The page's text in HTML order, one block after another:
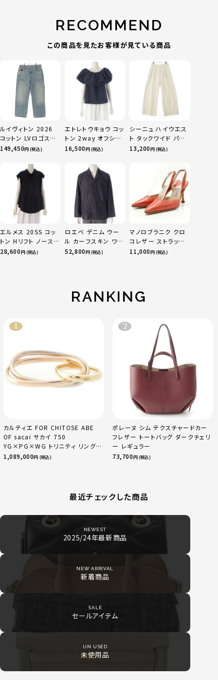
RECOMMEND
この商品を見たお客様が見ている商品
ルイヴィトン 2026
コットン LVロゴステ
ッチ カーペンター デ
ブルー 32
149,450円 (税込)
エトレトウキョウ コッ
トン 2way オフショ
ル フレアネック クレ
ソー トップス
1224410068 ネイ
ビー F
16,500円 (税込)
シーニュ ハイウエス
ト タックワイド パン
ツ ボトムス オフホワ
13,200円 (税込)
エルメス 20SS コッ
トン Hリフト ノースリ
ーブ ブラウス トップ
28,600円 (税込)
ロエベ デニム ウー
ル カーフスキン ワー
ク アナグラムレザー
52,800円 (税込)
マノロブラニク クロ
コレザー ストラップ
ヒール パンプス サン
11,000円 (税込)
RANKING
カルティエ FOR CHITOSE ABE
OF sacai サカイ 750
YG×PG×WG トリニティ リング
指輪 マルチカラー 50 51 52
1,089,000円 (税込)
ポレーヌ シム テクスチャードカー
フレザー トートバッグ ダークチェリ
ー レギュラー
73,700円 (税込)
最近チェックした商品
NEWEST
2025/24年最新商品
NEW ARRIVAL
新着商品
SALE
セールアイテム
UN USED
未使用品